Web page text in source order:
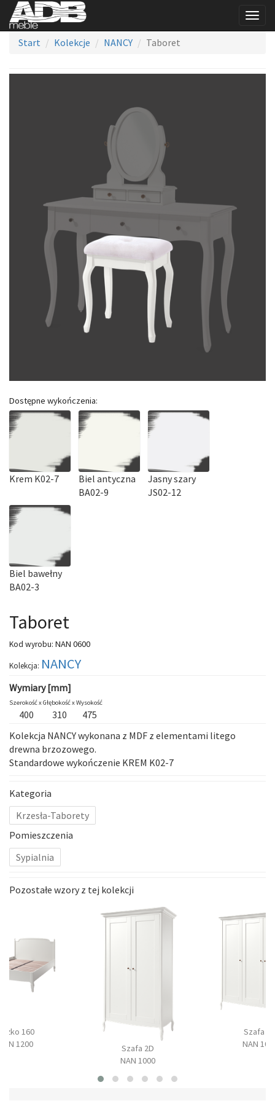
Start
Kolekcje NANCY Taboret
Dostępne wykończenia:
Krem K02-7
Biel antyczna
BA02-9
Jasny szary
JS02-12
Biel bawełny
BA02-3
Taboret
Kod wyrobu: NAN 0600
Kolekcja: NANCY
Wymiary [mm]
Szerokość xGłębokość xWysokość
400 310
475
Kolekcja NANCY wykonana z MDF z elementami litego
drewna brzozowego.
Standardowe wykończenie KREM K02-7
Kategoria
Krzesła-Taborety
Pomieszczenia
Sypialnia
Pozostałe wzory z tej kolekcji
160
1200
Szafa 2D
NAN 1000
Szafa
NAN